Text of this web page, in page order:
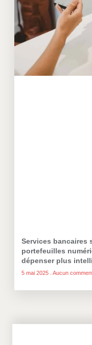
Services bancaires
portefeuilles
dépenser plus
5 mai 2025 Aucun